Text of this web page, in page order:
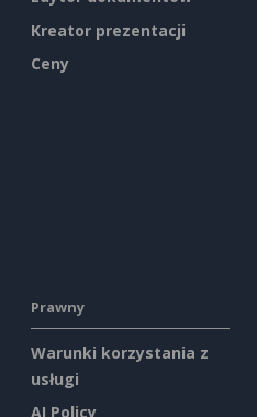
Kreator prezentacji
Ceny
Prawny
Warunki korzystania z
usługi
AI Policy